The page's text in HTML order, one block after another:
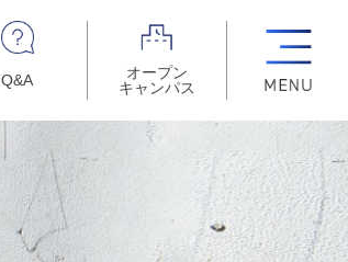
Q&A
オープン
キャンパス